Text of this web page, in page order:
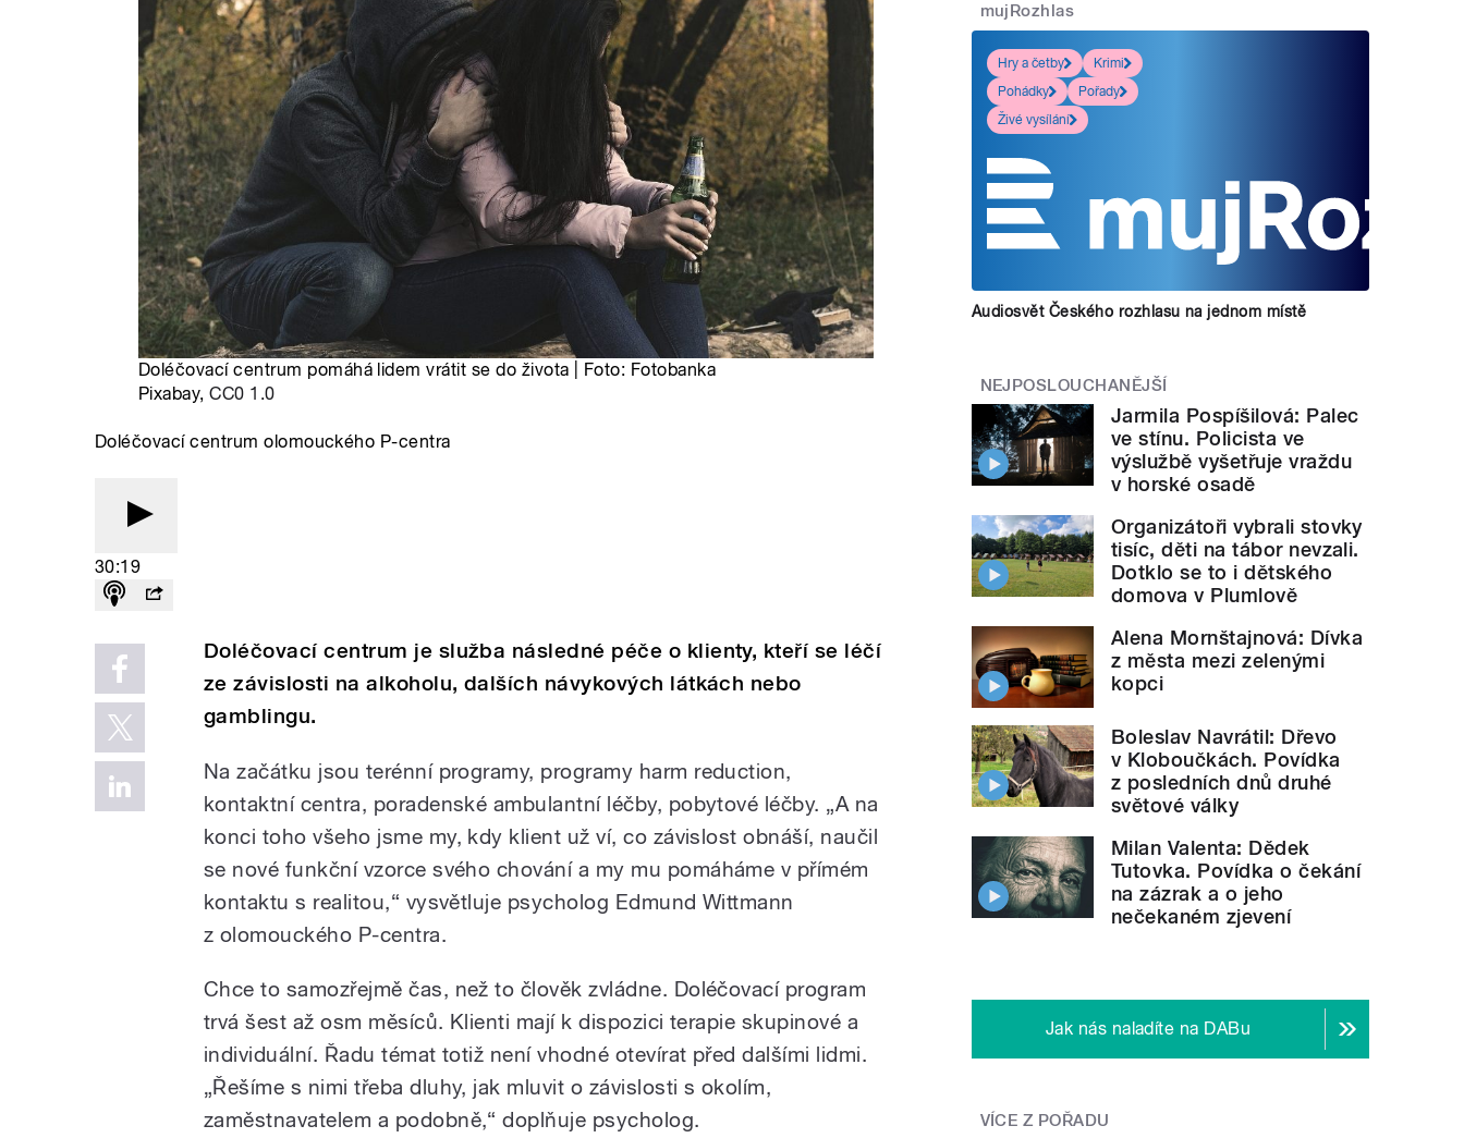
Doléčovací centrum pomáhá lidem vrátit se do života | Foto: Fotobanka
Pixabay,CC0 1.0
Doléčovací centrum olomouckého P-centra
30:19
Doléčovací centrum je služba následné péče o klienty, kteří se léčí
ze závislosti na alkoholu, dalších návykových látkách nebo
gamblingu.
Na začátku jsou terénní programy, programy harm reduction,
kontaktní centra, poradenské ambulantní léčby, pobytové léčby. „A na
konci toho všeho jsme my, kdy klient už ví, co závislost obnáší, naučil
se nové funkční vzorce svého chování a my mu pomáháme v přímém
kontaktu s realitou,“ vysvětluje psycholog Edmund Wittmann
z olomouckého P-centra.
Chce to samozřejmě čas, než to člověk zvládne. Doléčovací program
trvá šest až osm měsíců. Klienti mají k dispozici terapie skupinové a
individuální. Řadu témat totiž není vhodné otevírat před dalšími lidmi.
„Řešíme s nimi třeba dluhy, jak mluvit o závislosti s okolím,
zaměstnavatelem a podobně,“ doplňuje psycholog.
mujRozhlas
Hry a četby
Krimi
Pohádky
Pořady
Živé vysílání
Audiosvět Českého rozhlasu na jednom místě
NEJPOSLOUCHANĚJŠÍ
Jarmila Pospíšilová: Palec
ve stínu. Policista ve
výslužbě vyšetřuje vraždu
v horské osadě
Organizátoři vybrali stovky
tisíc, děti na tábor nevzali.
Dotklo se to i dětského
domova v Plumlově
Alena Mornštajnová: Dívka
z města mezi zelenými
kopci
Boleslav Navrátil: Dřevo
v Kloboučkách. Povídka
z posledních dnů druhé
světové války
Milan Valenta: Dědek
Tutovka. Povídka o čekání
na zázrak a o jeho
nečekaném zjevení
Jak nás naladíte na DABu
VÍCE Z POŘADU